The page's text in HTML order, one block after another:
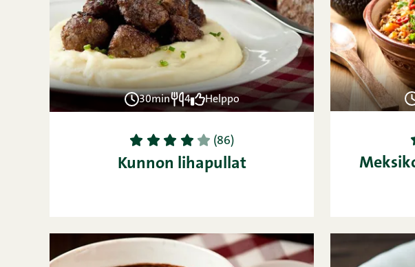
30min 4 Helppo
1 2 3 4 5 (86)
Kunnon lihapullat